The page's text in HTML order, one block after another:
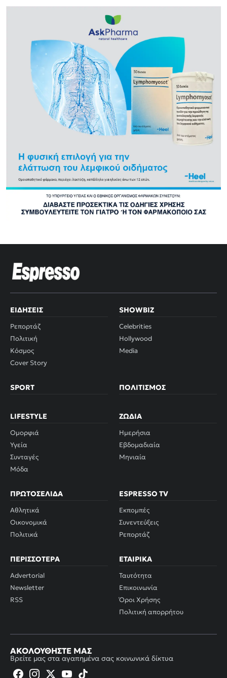
ΕΙΔΉΣΕΙΣ
Ρεπορτάζ
Πολιτική
Κόσμος
Cover Story
SHOWBIZ
Celebrities
Hollywood
Media
SPORT ΠΟΛΙΤΙΣΜΌΣ
LIFESTYLE
Ομορφιά
Υγεία
Συνταγές
Μόδα
ΖΏΔΙΑ
Ημερήσια
Εβδομαδιαία
Μηνιαία
ΠΡΩΤΟΣΈΛΙΔΑ
Αθλητικά
Οικονομικά
Πολιτικά
ESPRESSO TV
Εκπομπές
Συνεντεύξεις
Ρεπορτάζ
ΠΕΡΙΣΣΌΤΕΡΑ
Advertorial
Newsletter
RSS
ΕΤΑΙΡΙΚΆ
Ταυτότητα
Επικοινωνία
Όροι Χρήσης
Πολιτική απορρήτου
ΑΚΟΛΟΥΘΉΣΤΕ ΜΑΣ
Βρείτε μας στα αγαπημένα σας κοινωνικά δίκτυα